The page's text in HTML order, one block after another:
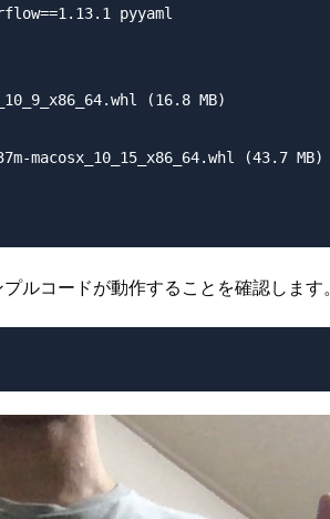
pyyaml
(16.8 MB)
macosx_10_15_x86_64.whl (43.7 MB)
ルコードが動作することを確認します。